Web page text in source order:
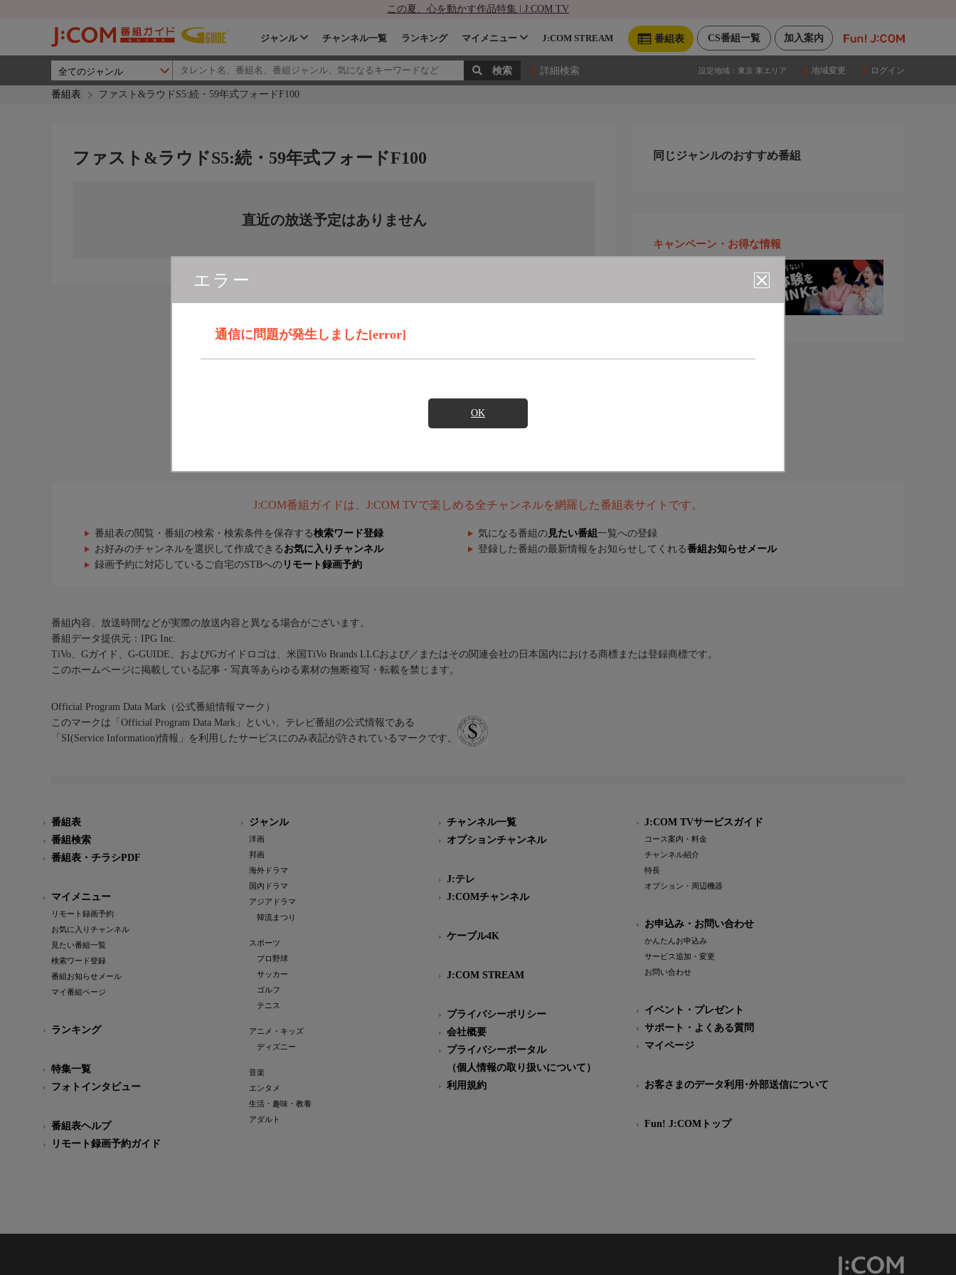
この夏、心を動かす作品特集 | J:COM TV
加入案内
CS番組一覧
番組表
ジャンル チャンネル一覧 ランキング マイメニュー J:COM STREAM
詳細検索 設定地域： 東京 東エリア 地域変更 ログイン
番組表 ファスト&ラウドS5:続・59年式フォードF100
エラー
通信に問題が発生しました[error]
OK
ファスト&ラウドS5:続・59年式フォードF100
直近の放送予定はありません
同じジャンルのおすすめ番組
キャンペーン・お得な情報
J:COM番組ガイドは、J:COM TVで楽しめる全チャンネルを網羅した番組表サイトです。
番組表の閲覧・番組の検索・検索条件を保存する検索ワード登録 気になる番組の 見たい番組 一覧への登録
お好みのチャンネルを選択して作成できる お気に入りチャンネル 登録した番組の最新情報をお知らせしてくれる番組お知らせメール
録画予約に対応しているご自宅のSTBへの リモート録画予約
番組内容、放送時間などが実際の放送内容と異なる場合がございます。
番組データ提供元：IPG Inc.
TiVo、Gガイド、G-GUIDE、およびGガイドロゴは、米国TiVo Brands LLCおよび／またはその関連会社の日本国内における商標または登録商標です。
このホームページに掲載している記事・写真等あらゆる素材の無断複写・転載を禁じます。
Official Program Data Mark（公式番組情報マーク）
このマークは「Official Program Data Mark」といい、テレビ番組の公式情報である
「SI(Service Information)情報」を利用したサービスにのみ表記が許されているマークです。
番組表
番組検索
番組表・チラシPDF
マイメニュー
リモート録画予約
お気に入りチャンネル
見たい番組一覧
検索ワード登録
番組お知らせメール
マイ番組ページ
ランキング
特集一覧
フォトインタビュー
番組表ヘルプ
リモート録画予約ガイド
ジャンル
洋画
邦画
海外ドラマ
国内ドラマ
アジアドラマ
韓流まつり
スポーツ
プロ野球
サッカー
ゴルフ
テニス
アニメ・キッズ
ディズニー
音楽
エンタメ
生活・趣味・教養
アダルト
チャンネル一覧
オプションチャンネル
J:テレ
J:COMチャンネル
ケーブル4K
J:COM STREAM
プライバシーポリシー
会社概要
プライバシーポータル
（個人情報の取り扱いについて）
利用規約
J:COM TVサービスガイド
コース案内・料金
チャンネル紹介
特長
オプション・周辺機器
お申込み・お問い合わせ
かんたんお申込み
サービス追加・変更
お問い合わせ
イベント・プレゼント
サポート・よくある質問
マイページ
お客さまのデータ利用･外部送信について
Fun! J:COMトップ